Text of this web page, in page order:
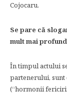
Cojocaru.
Se pare că
mult mai
În timpul actului
partenerului,
(“hormonii